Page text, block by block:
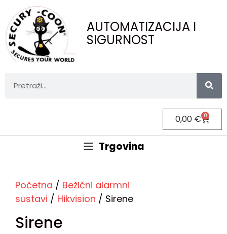
AUTOMATIZACIJA I
SIGURNOST
0,00 € 0
Trgovina
Početna / Bežični alarmni
sustavi / Hikvision / Sirene
Sirene